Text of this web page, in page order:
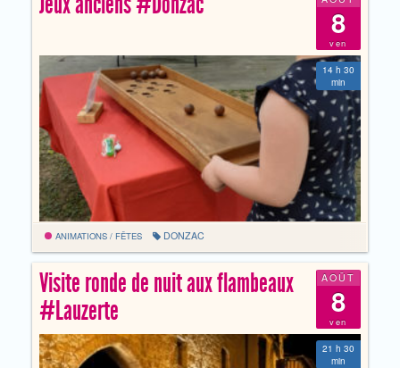
8
ven
14 h 30
min
ANIMATIONS / FÊTES DONZAC
AOÛT
8
ven
Visite ronde de nuit aux flambeaux
#Lauzerte
21 h 30
min